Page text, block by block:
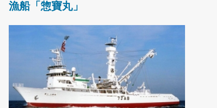
漁船「惣寶丸」